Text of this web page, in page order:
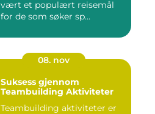
vært et populært reisemål
for de som søker sp...
08. nov
Suksess gjennom
Teambuilding Aktiviteter
Teambuilding aktiviteter er